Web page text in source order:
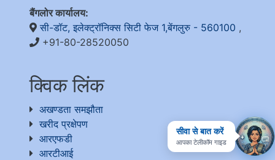
सीवा से बात करें
आपका टेलीकॉम गाइड
बैंगलोर कार्यालय:
सी-डॉट, इलेक्ट्रॉनिक्स सिटी फेज 1,बेंगलुरु - 560100 ,
+91-80-28520050
क्विक लिंक
अखण्डता समझौता
खरीद प्रक्षेपण
आरएफडी
आरटीआई